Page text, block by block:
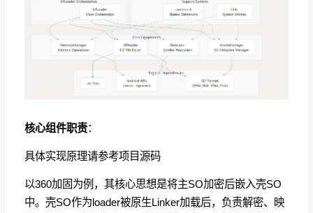
核心组件职责：
具体实现原理请参考项目源码
以360加固为例，其核心思想是将主SO加密后嵌入壳SO
中。壳SO作为loader被原生Linker加载后，负责解密、映